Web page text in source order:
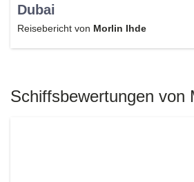
Dubai
Reisebericht von Morlin Ihde
Schiffsbewertungen von